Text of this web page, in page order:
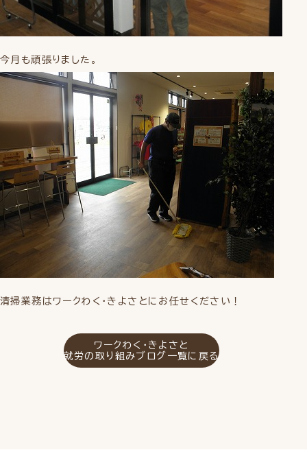
今月も頑張りました。
清掃業務はワークわく・きよさとにお任せください！
ワークわく・きよさと
就労の取り組みブログ一覧に戻る